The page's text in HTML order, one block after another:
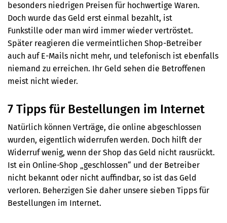
besonders niedrigen Preisen für hochwertige Waren.
Doch wurde das Geld erst einmal bezahlt, ist
Funkstille oder man wird immer wieder vertröstet.
Später reagieren die vermeintlichen Shop-Betreiber
auch auf E-Mails nicht mehr, und telefonisch ist ebenfalls
niemand zu erreichen. Ihr Geld sehen die Betroffenen
meist nicht wieder.
7 Tipps für Bestellungen im Internet
Natürlich können Verträge, die online abgeschlossen
wurden, eigentlich widerrufen werden. Doch hilft der
Widerruf wenig, wenn der Shop das Geld nicht rausrückt.
Ist ein Online-Shop „geschlossen“ und der Betreiber
nicht bekannt oder nicht auffindbar, so ist das Geld
verloren. Beherzigen Sie daher unsere sieben Tipps für
Bestellungen im Internet.